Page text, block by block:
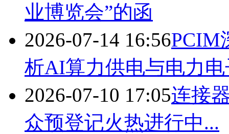
业博览会”的函
2026-07-14 16:56PCIM
析AI算力供电与电力
2026-07-10 17:05连接
众预登记火热进行中...